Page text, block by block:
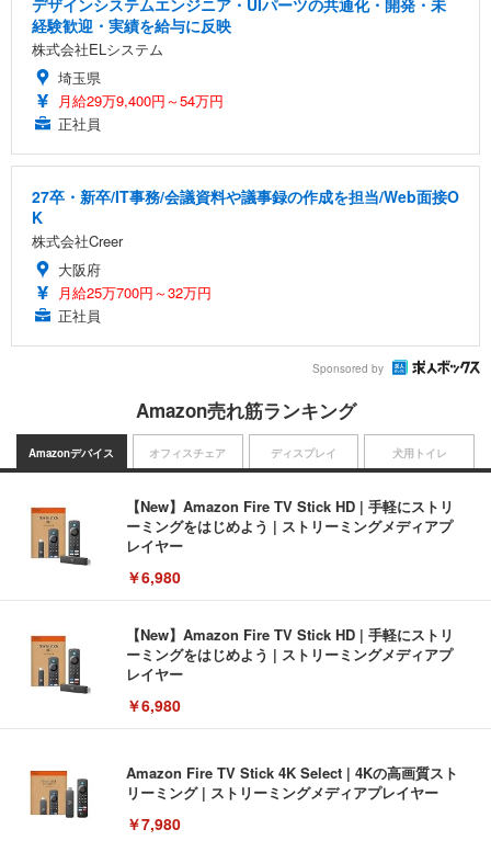
デザインシステムエンジニア・UIパーツの共通化・開発・未
経験歓迎・実績を給与に反映
株式会社ELシステム
埼玉県
月給29万9,400円～54万円
正社員
27卒・新卒/IT事務/会議資料や議事録の作成を担当/Web面接O
K
株式会社Creer
大阪府
月給25万700円～32万円
正社員
Sponsored by
Amazon売れ筋ランキング
Amazonデバイス
【New】Amazon Fire TV Stick HD | 手軽にストリ
ーミングをはじめよう | ストリーミングメディアプ
レイヤー
￥6,980
【New】Amazon Fire TV Stick HD | 手軽にストリ
ーミングをはじめよう | ストリーミングメディアプ
レイヤー
￥6,980
Amazon Fire TV Stick 4K Select | 4Kの高画質スト
リーミング | ストリーミングメディアプレイヤー
￥7,980
オフィスチェア ディスプレイ 犬用トイレ